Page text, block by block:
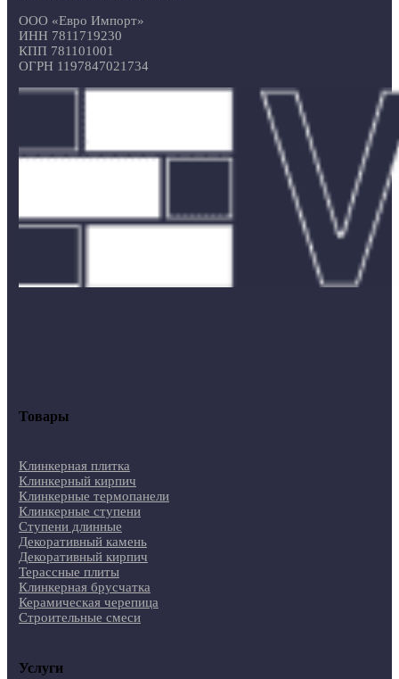
ООО «Евро Импорт»
ИНН 7811719230
КПП 781101001
ОГРН 1197847021734
Товары
Клинкерная плитка
Клинкерный кирпич
Клинкерные термопанели
Клинкерные ступени
Ступени длинные
Декоративный камень
Декоративный кирпич
Терассные плиты
Клинкерная брусчатка
Керамическая черепица
Строительные смеси
Услуги